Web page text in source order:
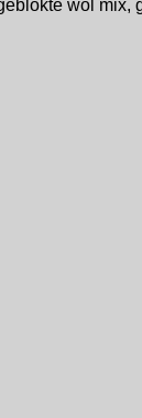
wol mix,